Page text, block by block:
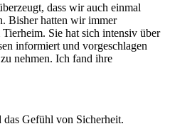
dass wir auch einmal
Bisher hatten wir immer
Sie hat sich intensiv über
informiert und vorgeschlagen
nehmen. Ich fand ihre
Gefühl von Sicherheit.